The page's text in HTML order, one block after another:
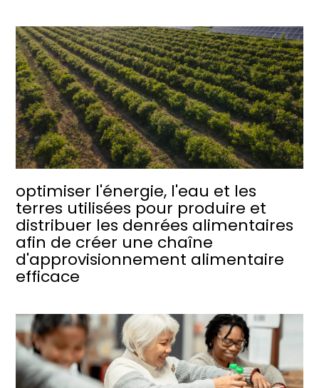
optimiser l'énergie, l'eau et les
terres utilisées pour produire et
distribuer les denrées alimentaires
afin de créer une chaîne
d'approvisionnement alimentaire
efficace